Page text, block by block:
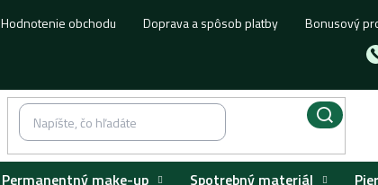
Hodnotenie obchodu Doprava a spôsob platby Bonusový
Permanentný make-up Spotrebný materiál